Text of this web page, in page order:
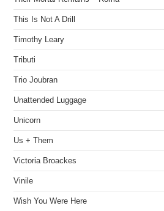
This Is Not A Drill
Timothy Leary
Tributi
Trio Joubran
Unattended Luggage
Unicorn
Us + Them
Victoria Broackes
Vinile
Wish You Were Here